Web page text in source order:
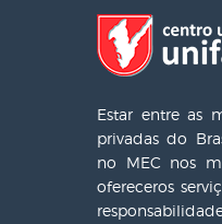
Estar entre as
privadas do
no MEC nos
ofereceros